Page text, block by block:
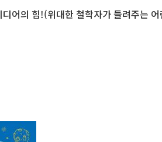
어의 힘!(위대한 철학자가 들려주는